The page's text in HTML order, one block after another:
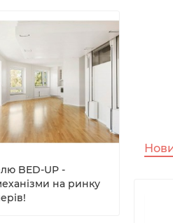
BED-UP -
на ринку